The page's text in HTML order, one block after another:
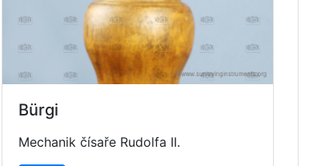
Bürgi
Mechanik čísaře Rudolfa II.